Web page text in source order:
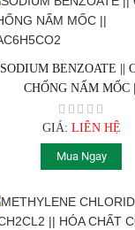
SODIUM BENZOATE ||
CHỐNG NẤM MỐC
NAC6H5CO2
GIÁ: LIÊN HỆ
Mua Ngay